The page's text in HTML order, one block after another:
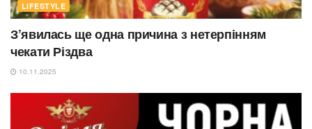
LIFESTYLE
З’явилась ще одна причина з нетерпінням
чекати Різдва
10.11.2025